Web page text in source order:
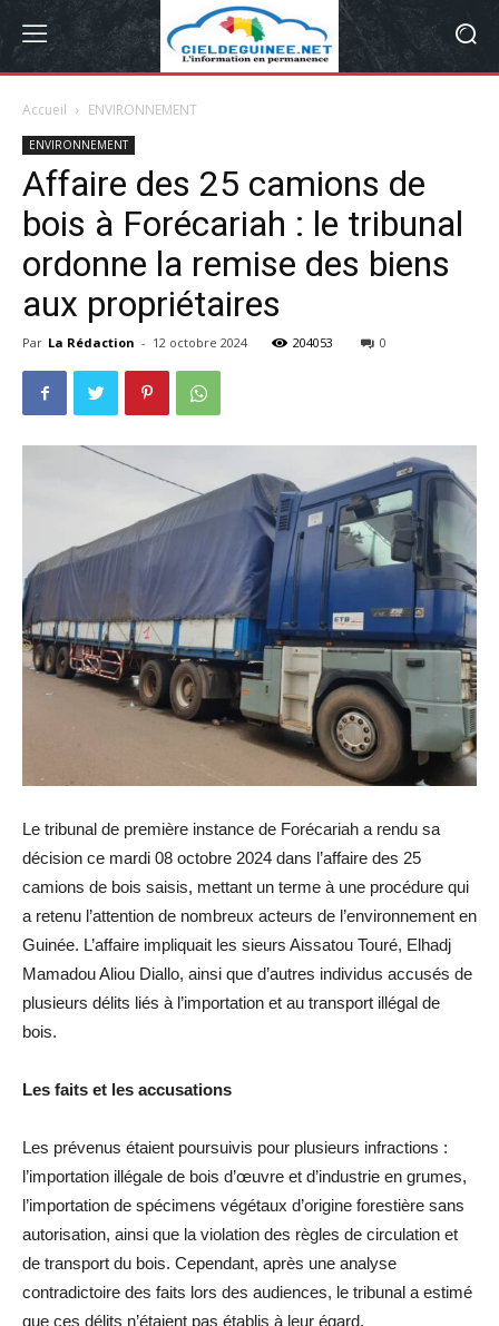
Accueil ENVIRONNEMENT
ENVIRONNEMENT
Affaire des 25 camions de
bois à Forécariah : le tribunal
ordonne la remise des biens
aux propriétaires
Par La Rédaction - 12 octobre 2024 204053 0
Le tribunal de première instance de Forécariah a rendu sa
décision ce mardi 08 octobre 2024 dans l’affaire des 25
camions de bois saisis, mettant un terme à une procédure qui
a retenu l’attention de nombreux acteurs de l’environnement en
Guinée. L’affaire impliquait les sieurs Aissatou Touré, Elhadj
Mamadou Aliou Diallo, ainsi que d’autres individus accusés de
plusieurs délits liés à l’importation et au transport illégal de
bois.
Les faits et les accusations
Les prévenus étaient poursuivis pour plusieurs infractions :
l’importation illégale de bois d’œuvre et d’industrie en grumes,
l’importation de spécimens végétaux d’origine forestière sans
autorisation, ainsi que la violation des règles de circulation et
de transport du bois. Cependant, après une analyse
contradictoire des faits lors des audiences, le tribunal a estimé
que ces délits n’étaient pas établis à leur égard.